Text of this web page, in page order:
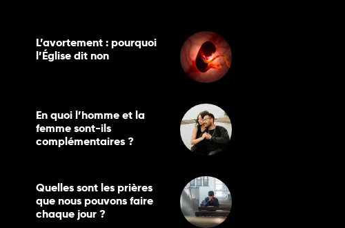
L’avortement : pourquoi
l’Église dit non
En quoi l’homme et la
femme sont-ils
complémentaires ?
Quelles sont les prières
que nous pouvons faire
chaque jour ?